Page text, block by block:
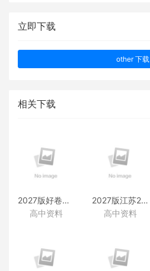
立即下载
other 下载
相关下载
2027版好卷速递附赠资料
高中资料
2027版江苏28套附赠资料
高中资料